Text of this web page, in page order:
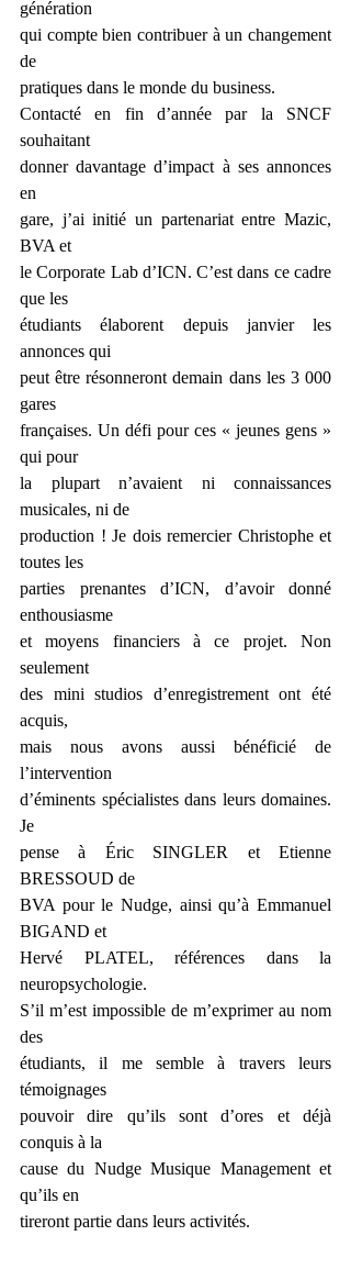
génération
qui compte bien contribuer à un changement
de
pratiques dans le monde du business.
Contacté en fin d’année par la SNCF
souhaitant
donner davantage d’impact à ses annonces
en
gare, j’ai initié un partenariat entre Mazic,
BVA et
le Corporate Lab d’ICN. C’est dans ce cadre
que les
étudiants élaborent depuis janvier les
annonces qui
peut être résonneront demain dans les 3 000
gares
françaises. Un défi pour ces « jeunes gens »
qui pour
la plupart n’avaient ni connaissances
musicales, ni de
production ! Je dois remercier Christophe et
toutes les
parties prenantes d’ICN, d’avoir donné
enthousiasme
et moyens financiers à ce projet. Non
seulement
des mini studios d’enregistrement ont été
acquis,
mais nous avons aussi bénéficié de
l’intervention
d’éminents spécialistes dans leurs domaines.
Je
pense à Éric SINGLER et Etienne
BRESSOUD de
BVA pour le Nudge, ainsi qu’à Emmanuel
BIGAND et
Hervé PLATEL, références dans la
neuropsychologie.
S’il m’est impossible de m’exprimer au nom
des
étudiants, il me semble à travers leurs
témoignages
pouvoir dire qu’ils sont d’ores et déjà
conquis à la
cause du Nudge Musique Management et
qu’ils en
tireront partie dans leurs activités.